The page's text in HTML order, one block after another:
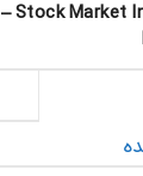
– Stock Market